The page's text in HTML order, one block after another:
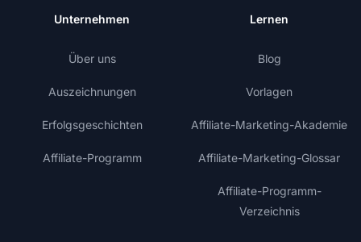
Unternehmen
Über uns
Auszeichnungen
Erfolgsgeschichten
Affiliate-Programm
Lernen
Blog
Vorlagen
Affiliate-Marketing-Akademie
Affiliate-Marketing-Glossar
Affiliate-Programm-
Verzeichnis